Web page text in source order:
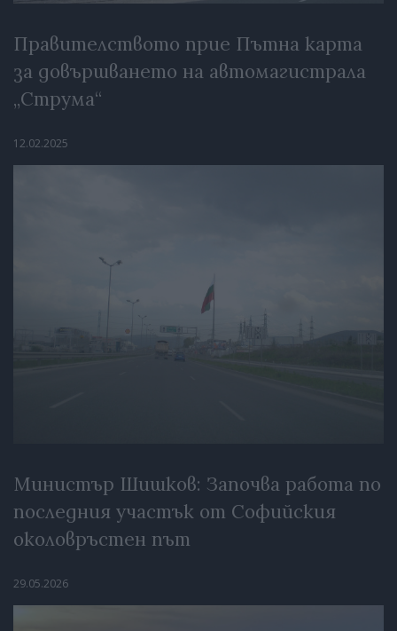
Правителството прие Пътна карта
за довършването на автомагистрала
„Струма“
12.02.2025
Министър Шишков: Започва работа по
последния участък от Софийския
околовръстен път
29.05.2026